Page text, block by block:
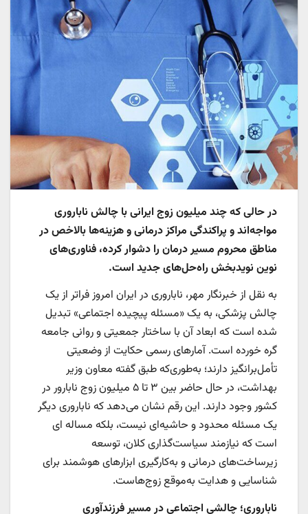
در حالی که چند میلیون زوج ایرانی با چالش ناباروری
مواجه‌اند و پراکندگی مراکز درمانی و هزینه‌ها بالاخص در
مناطق محروم مسیر درمان را دشوار کرده، فناوری‌های
نوین نویدبخش راه‌حل‌های جدید است.
به نقل از خبرنگار مهر، ناباروری در ایران امروز فراتر از یک
چالش پزشکی، به یک «مسئله پیچیده اجتماعی» تبدیل
شده است که ابعاد آن با ساختار جمعیتی و روانی جامعه
گره خورده است. آمارهای رسمی حکایت از وضعیتی
تأمل‌برانگیز دارند؛ به‌طوری‌که طبق گفته معاون وزیر
بهداشت، در حال حاضر بین ۳ تا ۵ میلیون زوج نابارور در
کشور وجود دارند. این رقم نشان می‌دهد که ناباروری دیگر
یک مسئله محدود و حاشیه‌ای نیست، بلکه مساله ای
است که نیازمند سیاست‌گذاری کلان، توسعه
زیرساخت‌های درمانی و به‌کارگیری ابزارهای هوشمند برای
شناسایی و هدایت به‌موقع زوج‌هاست.
ناباروری؛ چالشی اجتماعی در مسیر فرزندآوری